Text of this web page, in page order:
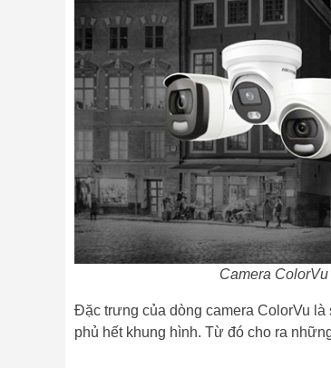
Camera
Đặc trưng của dòng camera ColorVu
phủ hết khung hình. Từ đó cho ra